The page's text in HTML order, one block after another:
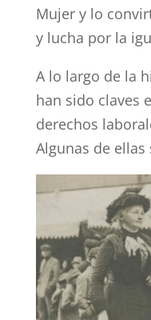
Mujer y lo
y lucha por la
A lo largo de la
han sido claves
derechos
Algunas de ellas